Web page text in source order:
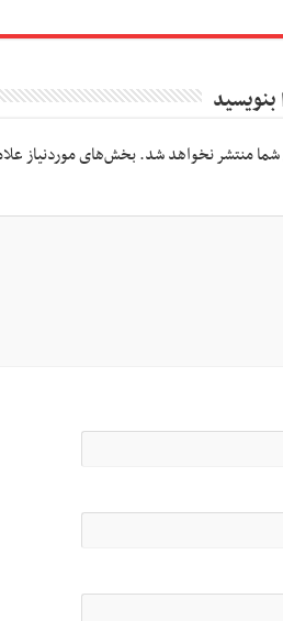
بنویسید
شما منتشر نخواهد شد.بخش‌های موردنیاز